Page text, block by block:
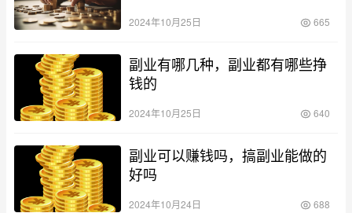
2024年10月25日 665
副业有哪几种，副业都有哪些挣
钱的
2024年10月25日 640
副业可以赚钱吗，搞副业能做的
好吗
2024年10月24日 688